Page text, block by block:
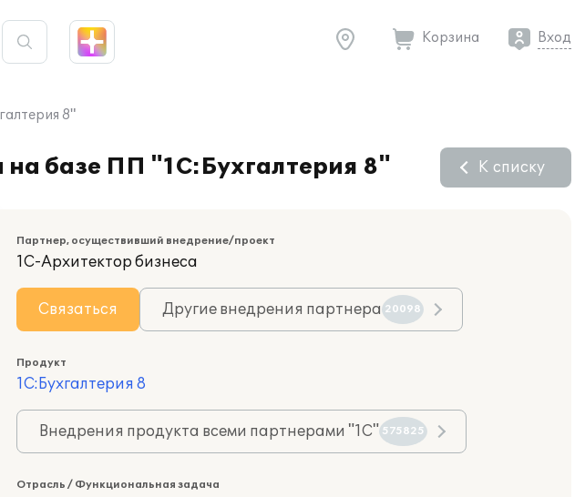
Корзина Вход
8"
на базе ПП "1С:Бухгалтерия 8" К списку
Партнер, осуществивший внедрение/проект
1С-Архитектор бизнеса
Связаться Другие внедрения партнера 20098
Продукт
1С:Бухгалтерия 8
Внедрения продукта всеми партнерами "1С" 575825
Отрасль / Функциональная задача